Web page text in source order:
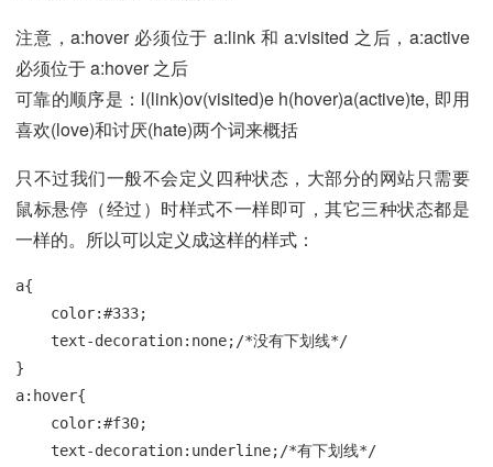
注意，a:hover 必须位于 a:link 和 a:visited 之后，a:active
必须位于 a:hover 之后
可靠的顺序是：l(link)ov(visited)e h(hover)a(active)te, 即用
喜欢(love)和讨厌(hate)两个词来概括
只不过我们一般不会定义四种状态，大部分的网站只需要
鼠标悬停（经过）时样式不一样即可，其它三种状态都是
一样的。所以可以定义成这样的样式：
a{
color:#333;
text-decoration:none;/*没有下划线*/
}
a:hover{
color:#f30;
text-decoration:underline;/*有下划线*/